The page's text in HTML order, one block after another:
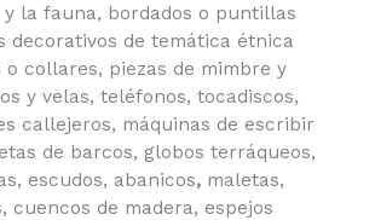
la fauna, bordados o puntillas
decorativos de temática étnica
o collares, piezas de mimbre y
y velas, teléfonos, tocadiscos,
callejeros, máquinas de escribir
de barcos, globos terráqueos,
escudos, abanicos, maletas,
cuencos de madera, espejos